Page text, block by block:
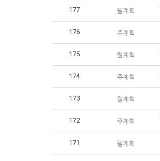
177 월계획
176 주계획
175 월계획
174 주계획
173 월계획
172 주계획
171 월계획